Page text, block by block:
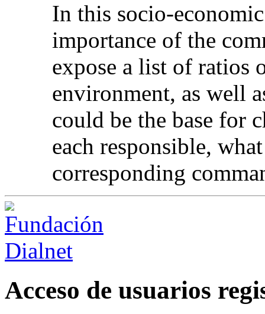
In this socio-
importance of the
expose a list of ratios
environment, as well
could be the base for
each responsible,
corresponding
Acceso de usuarios